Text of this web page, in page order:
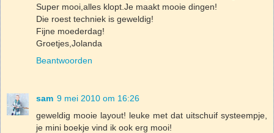
Super mooi,alles klopt.Je maakt mooie dingen!
Die roest techniek is geweldig!
Fijne moederdag!
Groetjes,Jolanda
Beantwoorden
sam 9 mei 2010 om 16:26
geweldig mooie layout! leuke met dat uitschuif systeempje,
je mini boekje vind ik ook erg mooi!